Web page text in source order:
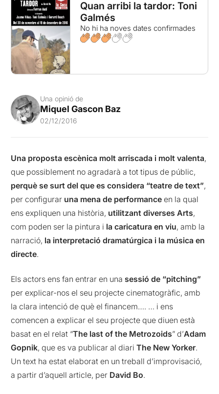
Quan arribi la tardor: Toni
Galmés
No hi ha noves dates confirmades
Una opinió de
Miquel Gascon Baz
02/12/2016
Una proposta escènica molt arriscada i molt valenta,
que possiblement no agradarà a tot tipus de públic,
perquè se surt del que es considera “teatre de text”,
per configurar una mena de performance en la qual
ens expliquen una història, utilitzant diverses Arts,
com poden ser la pintura i la caricatura en viu, amb la
narració, la interpretació dramatúrgica i la música en
directe.
Els actors ens fan entrar en una sessió de “pitching”
per explicar-nos el seu projecte cinematogràfic, amb
la clara intenció de què el financem…. … i ens
comencen a explicar el seu projecte que diuen està
basat en el relat “The last of the Metrozoids” d’Adam
Gopnik, que es va publicar al diariThe New Yorker.
Un text ha estat elaborat en un treball d’improvisació,
a partir d’aquell article, per David Bo.